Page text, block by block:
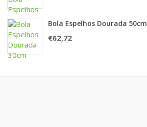
Bola Espelhos Dourada 50cm
€62,72